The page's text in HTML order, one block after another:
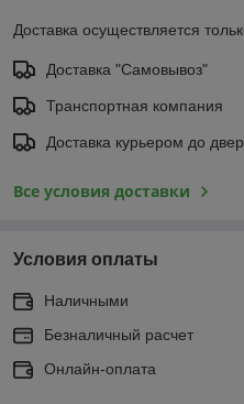
Доставка осуществляется
Доставка "Самовывоз"
Транспортная компания
Доставка курьером до
Все условия доставки
Условия оплаты
Наличными
Безналичный расчет
Онлайн-оплата